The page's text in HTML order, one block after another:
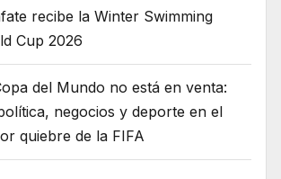
recibe la Winter Swimming
Cup 2026
del Mundo no está en venta:
negocios y deporte en el
quiebre de la FIFA